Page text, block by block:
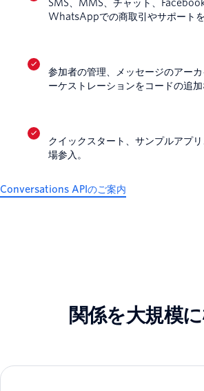
SMS、MMS、チャット、
WhatsAppでの商取引やサポートを
参加者の管理、メッセージのアー
ーケストレーションをコードの追加
クイックスタート、サンプルアプ
場参入。
Conversations APIのご案内
関係を大規模